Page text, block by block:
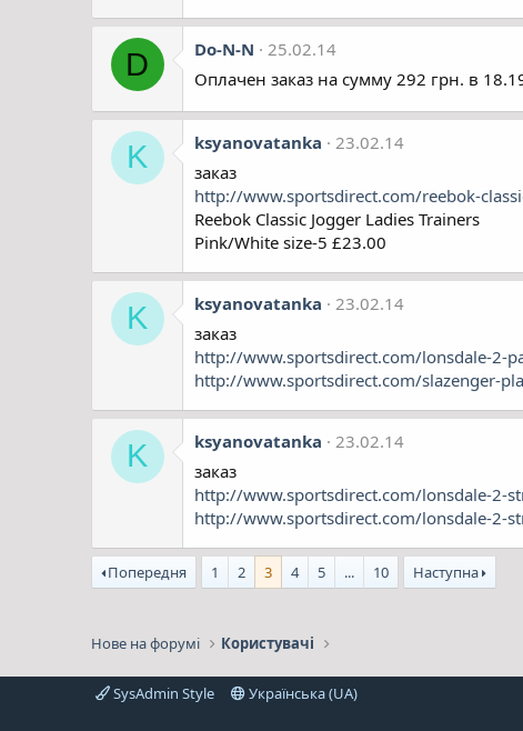
D Do-N-N
25.02.14
Оплачен заказ на сумму 292 грн. в
K ksyanovatanka
23.02.14
заказ
http://www.sportsdirect.com/reebok-
Reebok Classic Jogger Ladies Trainers
Pink/White size-5 £23.00
K ksyanovatanka
23.02.14
заказ
http://www.sportsdirect.com/lonsdale-2-
http://www.sportsdirect.com/slazenger-
K ksyanovatanka
23.02.14
заказ
http://www.sportsdirect.com/lonsdale-2-
http://www.sportsdirect.com/lonsdale-2-
Попередня 1 2 3 4 5 ... 10 Наступна
Нове на форумі Користувачі
SysAdmin Style Українська (UA)